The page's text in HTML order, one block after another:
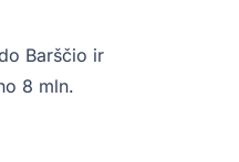
Barščio ir
8 mln.